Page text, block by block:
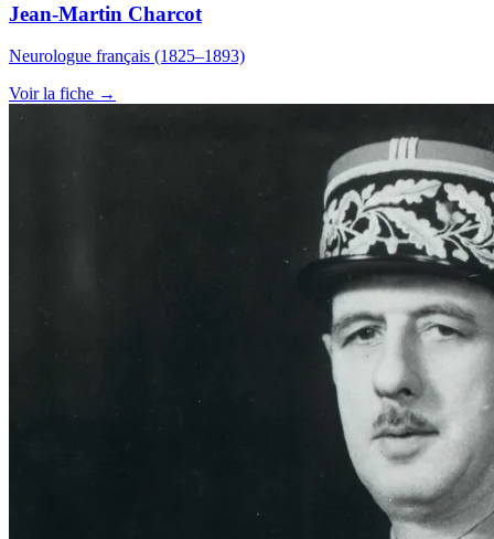
Jean-Martin Charcot
Neurologue français (1825–1893)
Voir la fiche →